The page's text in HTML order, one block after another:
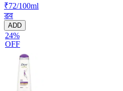
₹72/100ml
डव
ADD
24%
OFF